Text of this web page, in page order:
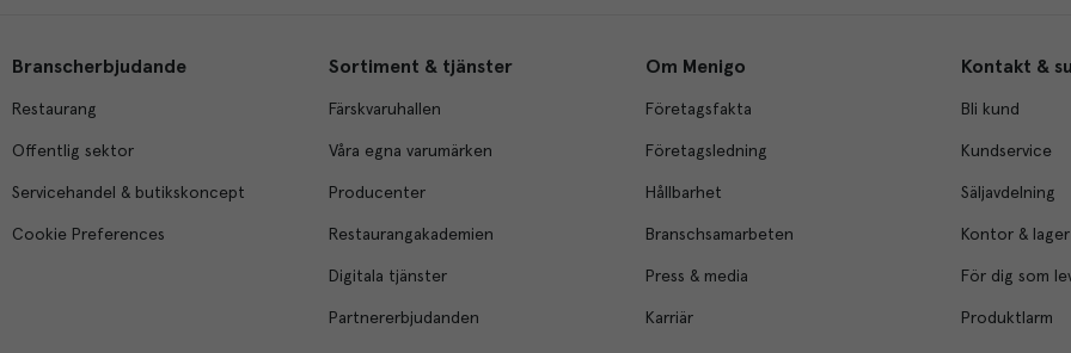
Branscherbjudande
Restaurang
Offentlig sektor
Servicehandel & butikskoncept
Cookie Preferences
Sortiment & tjänster
Färskvaruhallen
Våra egna varumärken
Producenter
Restaurangakademien
Digitala tjänster
Partnererbjudanden
Om Menigo
Företagsfakta
Företagsledning
Hållbarhet
Branschsamarbeten
Press & media
Karriär
Kontakt &
Bli kund
Kundservice
Säljavdelning
Kontor & lager
För dig som
Produktlarm